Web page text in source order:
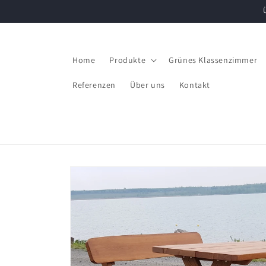
Inhalt
Home Produkte Grünes Klassenzimmer
Referenzen Über uns Kontakt
springen